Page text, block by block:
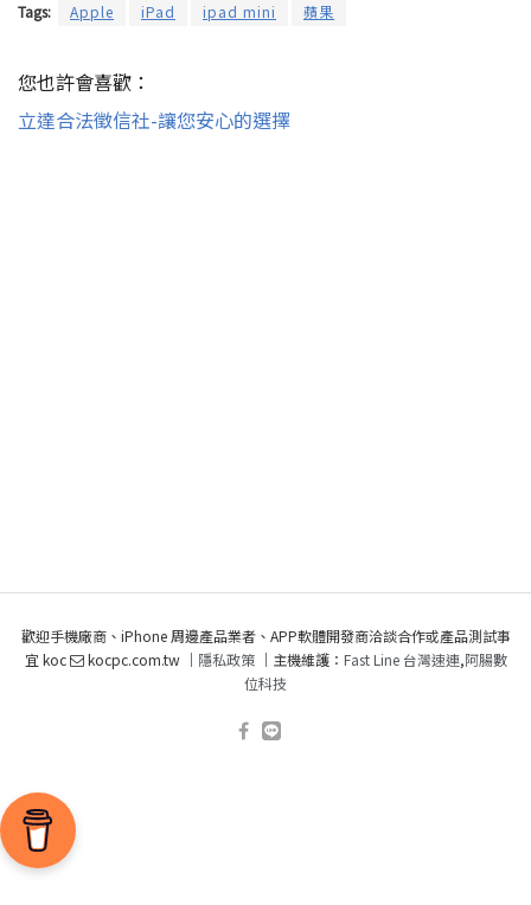
Tags: Apple iPad ipad mini 蘋果
您也許會喜歡：
立達合法徵信社-讓您安心的選擇
歡迎手機廠商、iPhone 周邊產品業者、APP軟體開發商洽談合作或產品測試事
宜 koc
kocpc.com.tw ｜ 隱私政策｜主機維護： Fast Line 台灣速連,阿腸數
位科技